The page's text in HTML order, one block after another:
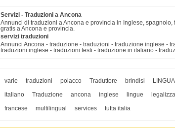
Servizi - Traduzioni a Ancona
Annunci di traduzioni a Ancona e provincia in Inglese,
gratis a Ancona e provincia.
servizi traduzioni
Annunci Ancona - traduzione - traduzioni - traduzione inglese -
traduzioni inglese - traduzioni testi - traduzione in italiano -
varie traduzioni polacco Traduttore brindisi LINGUA
italiano
Traduzione ancona inglese lingue
francese
multilingual services tutta italia